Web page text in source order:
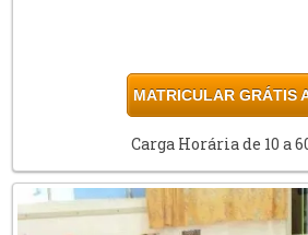
MATRICULAR GRÁTIS
Carga Horária de 10 a